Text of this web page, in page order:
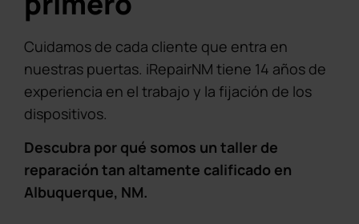
Cuidamos de cada cliente que entra en
nuestras puertas. iRepairNM tiene 14 años de
experiencia en el trabajo y la fijación de los
dispositivos.
Descubra por qué somos un taller de
reparación tan altamente calificado en
Albuquerque, NM.